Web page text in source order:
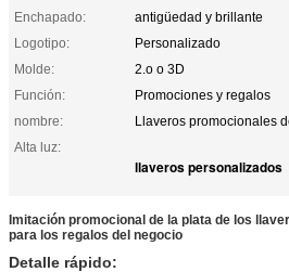
Enchapado:
antigüedad y brillante
Logotipo:
Personalizado
Molde:
2.o o 3D
Función:
Promociones y regalos
nombre:
Llaveros promocionales
Alta luz:
llaveros personalizados
Imitación promocional de la plata de los
para los regalos del negocio
Detalle rápido: